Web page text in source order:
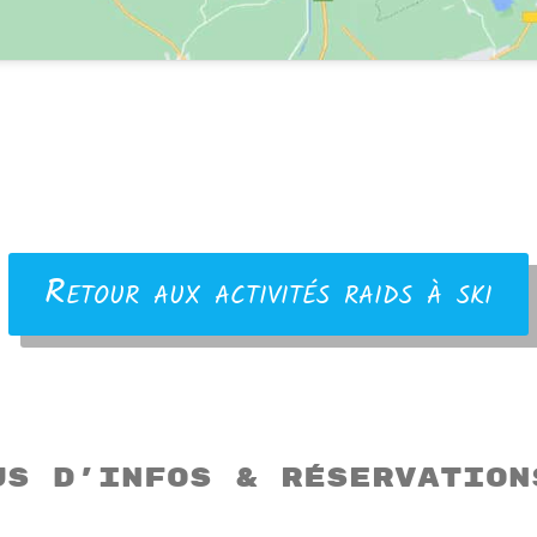
Retour aux activités raids à ski
d’infos &